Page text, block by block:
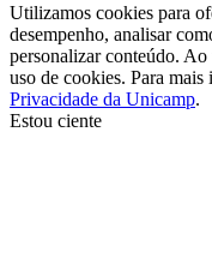
Utilizamos cookies para
desempenho, analisar
personalizar conteúdo.
uso de cookies. Para mais
Privacidade da Unicamp.
Estou ciente